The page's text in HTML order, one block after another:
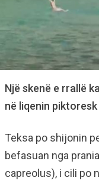
Një skenë e rrallë
në liqenin
Teksa po shijonin
befasuan nga
capreolus), i cili po